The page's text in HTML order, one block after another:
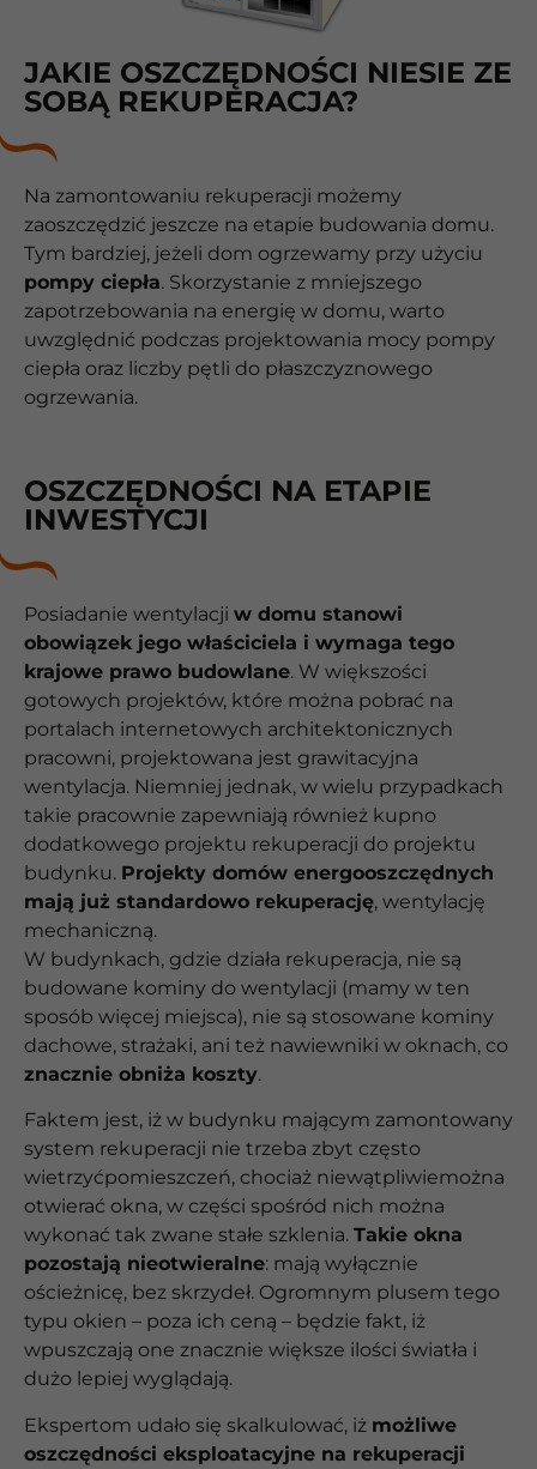
JAKIE OSZCZĘDNOŚCI NIESIE ZE
SOBĄ REKUPERACJA?
Na zamontowaniu rekuperacji możemy
zaoszczędzić jeszcze na etapie budowania domu.
Tym bardziej, jeżeli dom ogrzewamy przy użyciu
pompy ciepła. Skorzystanie z mniejszego
zapotrzebowania na energię w domu, warto
uwzględnić podczas projektowania mocy pompy
ciepła oraz liczby pętli do płaszczyznowego
ogrzewania.
OSZCZĘDNOŚCI NA ETAPIE
INWESTYCJI
Posiadanie wentylacji w domu stanowi
obowiązek jego właściciela i wymaga tego
krajowe prawo budowlane. W większości
gotowych projektów, które można pobrać na
portalach internetowych architektonicznych
pracowni, projektowana jest grawitacyjna
wentylacja. Niemniej jednak, w wielu przypadkach
takie pracownie zapewniają również kupno
dodatkowego projektu rekuperacji do projektu
budynku. Projekty domów energooszczędnych
mają już standardowo rekuperację, wentylację
mechaniczną.
W budynkach, gdzie działa rekuperacja, nie są
budowane kominy do wentylacji (mamy w ten
sposób więcej miejsca), nie są stosowane kominy
dachowe, strażaki, ani też nawiewniki w oknach, co
znacznie obniża koszty.
Faktem jest, iż w budynku mającym zamontowany
system rekuperacji nie trzeba zbyt często
wietrzyćpomieszczeń, chociaż niewątpliwiemożna
otwierać okna, w części spośród nich można
wykonać tak zwane stałe szklenia. Takie okna
pozostają nieotwieralne: mają wyłącznie
ościeżnicę, bez skrzydeł. Ogromnym plusem tego
typu okien – poza ich ceną – będzie fakt, iż
wpuszczają one znacznie większe ilości światła i
dużo lepiej wyglądają.
Ekspertom udało się skalkulować, iż możliwe
oszczędności eksploatacyjne na rekuperacji